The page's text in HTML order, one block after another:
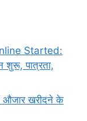
Started:
शुरू, पात्रता,
खरीदने के